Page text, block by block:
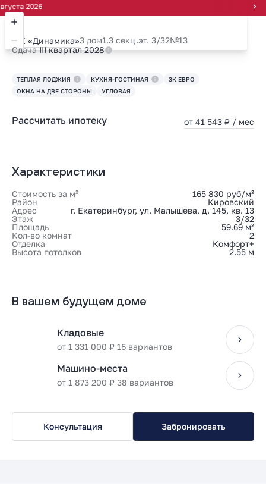
ЖК «Динамика»3 дом1.3 секц.эт. 3/32№13
СдачаIII квартал 2028
ТЕПЛАЯ ЛОДЖИЯ КУХНЯ-ГОСТИНАЯ
3К ЕВРО
ОКНА НА ДВЕ СТОРОНЫ
УГЛОВАЯ
Рассчитать ипотеку от 41 543 ₽ / мес
Характеристики
Стоимость за м²
165 830 руб/м²
Район
Кировский
Адрес
г. Екатеринбург, ул. Малышева, д. 145, кв. 13
Этаж
3/32
Площадь
59.69 м²
Кол-во комнат
2
Отделка
Комфорт+
Высота потолков
2.55 м
В вашем будущем доме
Кладовые
от 1 331 000 ₽ 16 вариантов
Машино-места
от 1 873 200 ₽ 38 вариантов
Консультация Забронировать